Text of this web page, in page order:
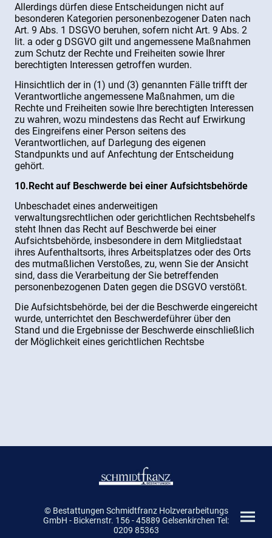
Allerdings dürfen diese Entscheidungen nicht auf
besonderen Kategorien personenbezogener Daten nach
Art. 9 Abs. 1 DSGVO beruhen, sofern nicht Art. 9 Abs. 2
lit. a oder g DSGVO gilt und angemessene Maßnahmen
zum Schutz der Rechte und Freiheiten sowie Ihrer
berechtigten Interessen getroffen wurden.
Hinsichtlich der in (1) und (3) genannten Fälle trifft der
Verantwortliche angemessene Maßnahmen, um die
Rechte und Freiheiten sowie Ihre berechtigten Interessen
zu wahren, wozu mindestens das Recht auf Erwirkung
des Eingreifens einer Person seitens des
Verantwortlichen, auf Darlegung des eigenen
Standpunkts und auf Anfechtung der Entscheidung
gehört.
10.Recht auf Beschwerde bei einer Aufsichtsbehörde
Unbeschadet eines anderweitigen
verwaltungsrechtlichen oder gerichtlichen Rechtsbehelfs
steht Ihnen das Recht auf Beschwerde bei einer
Aufsichtsbehörde, insbesondere in dem Mitgliedstaat
ihres Aufenthaltsorts, ihres Arbeitsplatzes oder des Orts
des mutmaßlichen Verstoßes, zu, wenn Sie der Ansicht
sind, dass die Verarbeitung der Sie betreffenden
personenbezogenen Daten gegen die DSGVO verstößt.
Die Aufsichtsbehörde, bei der die Beschwerde eingereicht
wurde, unterrichtet den Beschwerdeführer über den
Stand und die Ergebnisse der Beschwerde einschließlich
der Möglichkeit eines gerichtlichen Rechtsbe
© Bestattungen Schmidtfranz Holzverarbeitungs
GmbH - Bickernstr. 156 - 45889 Gelsenkirchen Tel:
0209 85363